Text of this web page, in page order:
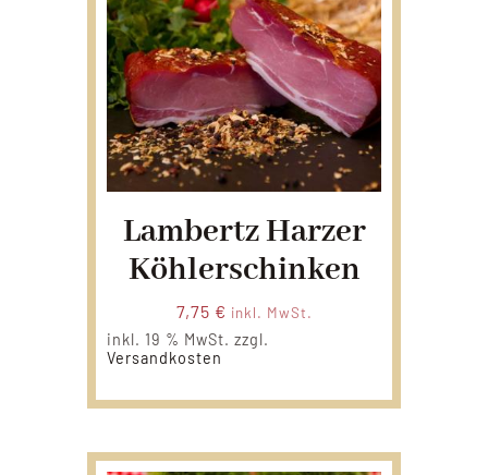
Lambertz Harzer
Köhlerschinken
7,75 € inkl. MwSt.
inkl. 19 % MwSt. zzgl.
Versandkosten